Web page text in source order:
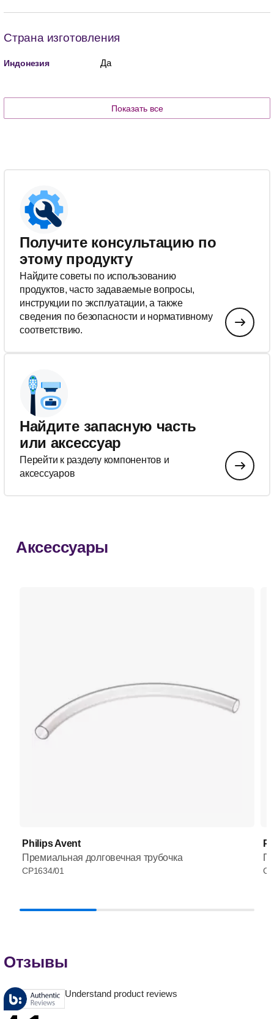
Страна изготовления
Индонезия Да
Показать все
Получите консультацию по
этому продукту
Найдите советы по использованию
продуктов, часто задаваемые вопросы,
инструкции по эксплуатации, а также
сведения по безопасности и нормативному
соответствию.
Найдите запасную часть
или аксессуар
Перейти к разделу компонентов и
аксессуаров
Аксессуары
Philips Avent
Премиальная долговечная трубочка
CP1634/01
Отзывы
Understand product reviews